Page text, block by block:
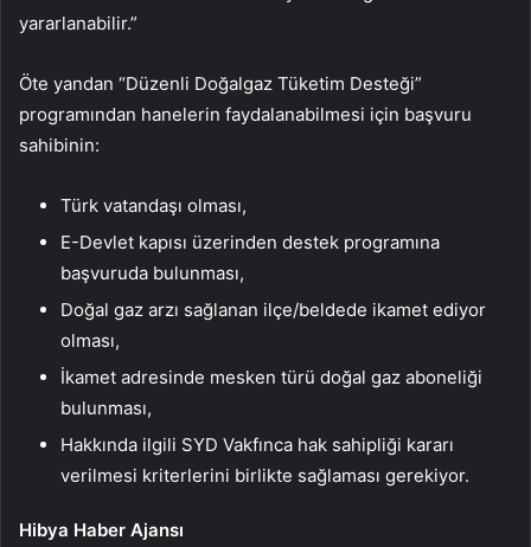
yararlanabilir.”
Öte yandan “Düzenli Doğalgaz Tüketim Desteği”
programından hanelerin faydalanabilmesi için başvuru
sahibinin:
Türk vatandaşı olması,
E-Devlet kapısı üzerinden destek programına
başvuruda bulunması,
Doğal gaz arzı sağlanan ilçe/beldede ikamet ediyor
olması,
İkamet adresinde mesken türü doğal gaz aboneliği
bulunması,
Hakkında ilgili SYD Vakfınca hak sahipliği kararı
verilmesi kriterlerini birlikte sağlaması gerekiyor.
Hibya Haber Ajansı